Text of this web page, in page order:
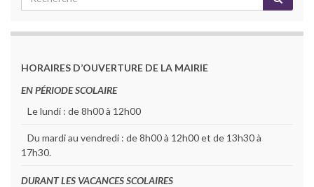
HORAIRES D’OUVERTURE DE LA MAIRIE
EN PÉRIODE SCOLAIRE
Le lundi : de 8h00 à 12h00
Du mardi au vendredi : de 8h00 à 12h00 et de 13h30 à
17h30.
DURANT LES VACANCES SCOLAIRES